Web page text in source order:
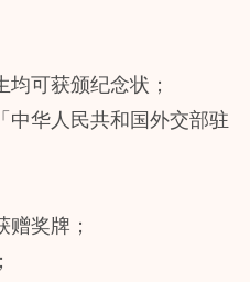
可获颁纪念状；
中华人民共和国外交部驻
奖牌；